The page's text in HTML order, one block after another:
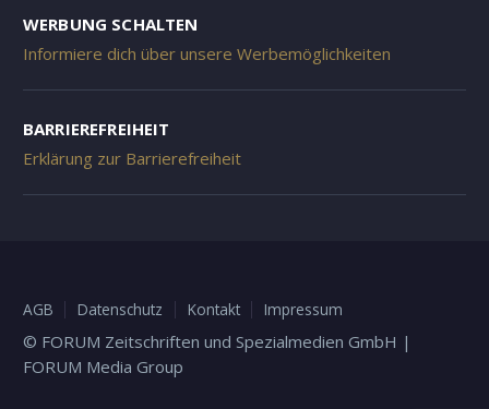
WERBUNG SCHALTEN
Informiere dich über unsere Werbemöglichkeiten
BARRIEREFREIHEIT
Erklärung zur Barrierefreiheit
AGB Datenschutz Kontakt Impressum
© FORUM Zeitschriften und Spezialmedien GmbH |
FORUM Media Group